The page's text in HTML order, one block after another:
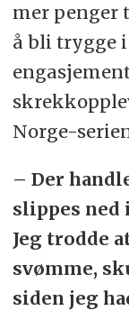
mer penger
å bli trygge i
Norge-
– Der
slippes ned
Jeg trodde
svømme,
siden jeg